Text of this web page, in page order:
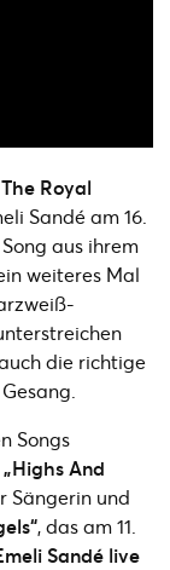
Royal
Sandé am 16.
aus ihrem
weiteres Mal
die richtige
Songs
„Highs And
Sängerin und
, das am 11.
Sandé live